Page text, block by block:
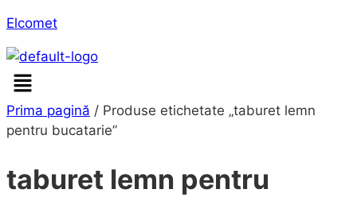
Elcomet
Menu
Prima pagină / Produse etichetate „taburet lemn
pentru bucatarie”
taburet lemn pentru